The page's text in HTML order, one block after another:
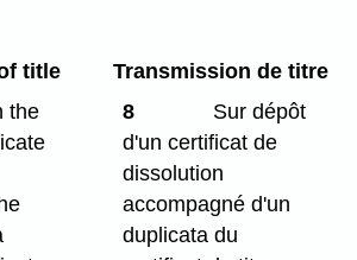
title
the
Transmission de titre
8
Sur dépôt
d'un certificat de
dissolution
accompagné d'un
duplicata du